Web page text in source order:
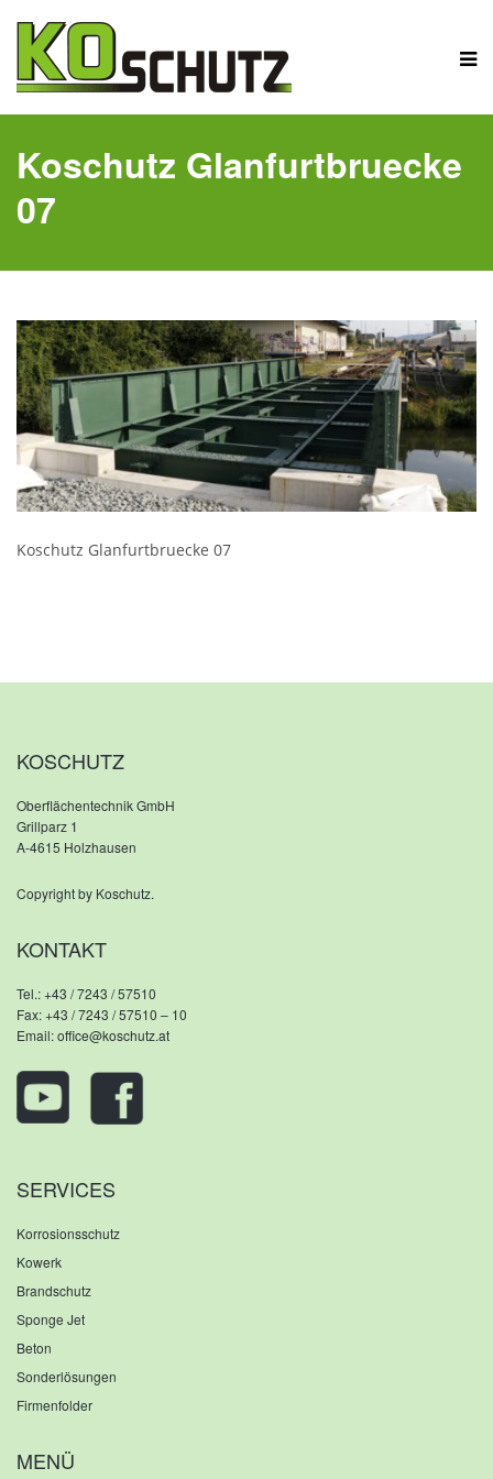
Koschutz Glanfurtbruecke
07
Koschutz Glanfurtbruecke 07
KOSCHUTZ
Oberflächentechnik GmbH
Grillparz 1
A-4615 Holzhausen
Copyright by Koschutz.
KONTAKT
Tel.:+43 / 7243 / 57510
Fax: +43 / 7243 / 57510 – 10
Email:office@koschutz.at
SERVICES
Korrosionsschutz
Kowerk
Brandschutz
Sponge Jet
Beton
Sonderlösungen
Firmenfolder
MENÜ